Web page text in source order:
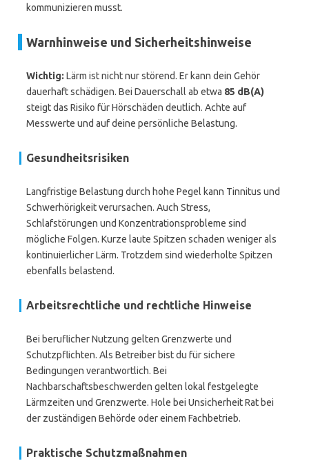
kommunizieren musst.
Warnhinweise und Sicherheitshinweise
Wichtig: Lärm ist nicht nur störend. Er kann dein Gehör
dauerhaft schädigen. Bei Dauerschall ab etwa 85 dB(A)
steigt das Risiko für Hörschäden deutlich. Achte auf
Messwerte und auf deine persönliche Belastung.
Gesundheitsrisiken
Langfristige Belastung durch hohe Pegel kann Tinnitus und
Schwerhörigkeit verursachen. Auch Stress,
Schlafstörungen und Konzentrationsprobleme sind
mögliche Folgen. Kurze laute Spitzen schaden weniger als
kontinuierlicher Lärm. Trotzdem sind wiederholte Spitzen
ebenfalls belastend.
Arbeitsrechtliche und rechtliche Hinweise
Bei beruflicher Nutzung gelten Grenzwerte und
Schutzpflichten. Als Betreiber bist du für sichere
Bedingungen verantwortlich. Bei
Nachbarschaftsbeschwerden gelten lokal festgelegte
Lärmzeiten und Grenzwerte. Hole bei Unsicherheit Rat bei
der zuständigen Behörde oder einem Fachbetrieb.
Praktische Schutzmaßnahmen